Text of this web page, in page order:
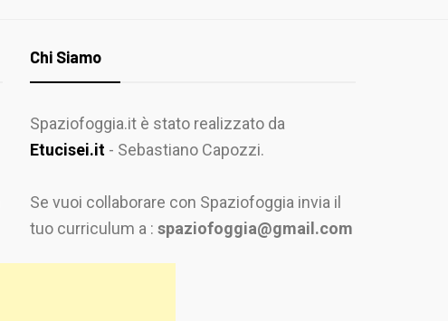
Chi Siamo
Spaziofoggia.it è stato realizzato da
Etucisei.it - Sebastiano Capozzi.
Se vuoi collaborare con Spaziofoggia invia il
tuo curriculum a : spaziofoggia@gmail.com